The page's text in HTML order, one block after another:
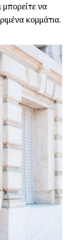
μπορείτε να
κομμάτια.